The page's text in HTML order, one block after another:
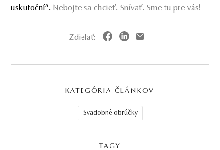
uskutoční“. Nebojte sa chcieť. Snívať. Sme tu pre vás!
Zdielať:
KATEGÓRIA ČLÁNKOV
Svadobné obrúčky
TAGY